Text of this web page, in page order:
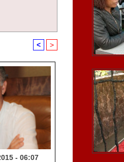
< >
- 06:07